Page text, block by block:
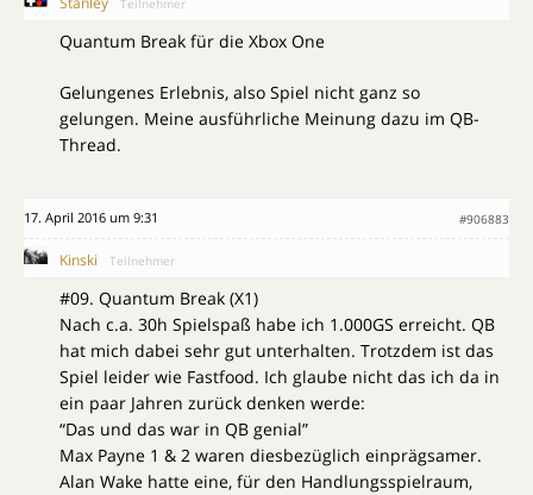
Teilnehmer
Quantum Break für die Xbox One
Gelungenes Erlebnis, also Spiel nicht ganz so
gelungen. Meine ausführliche Meinung dazu im QB-
Thread.
17. April 2016 um 9:31 #906883
Kinski Teilnehmer
#09. Quantum Break (X1)
Nach c.a. 30h Spielspaß habe ich 1.000GS erreicht. QB
hat mich dabei sehr gut unterhalten. Trotzdem ist das
Spiel leider wie Fastfood. Ich glaube nicht das ich da in
ein paar Jahren zurück denken werde:
“Das und das war in QB genial”
Max Payne 1 & 2 waren diesbezüglich einprägsamer.
Alan Wake hatte eine, für den Handlungsspielraum,